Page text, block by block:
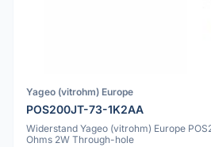
Yageo (vitrohm) Europe
POS200JT-73-1K2AA
Widerstand Yageo (vitrohm) Europe
Ohms 2W Through-hole